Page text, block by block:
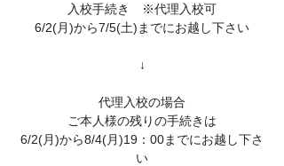
入校手続き ※代理入校可
6/2(月)から7/5(土)までにお越し下さい
↓
代理入校の場合
ご本人様の残りの手続きは
6/2(月)から8/4(月)19：00までにお越し下さ
い